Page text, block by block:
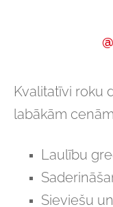
@
Kvalitatīvi roku
labākām
Laulību
Sieviešu